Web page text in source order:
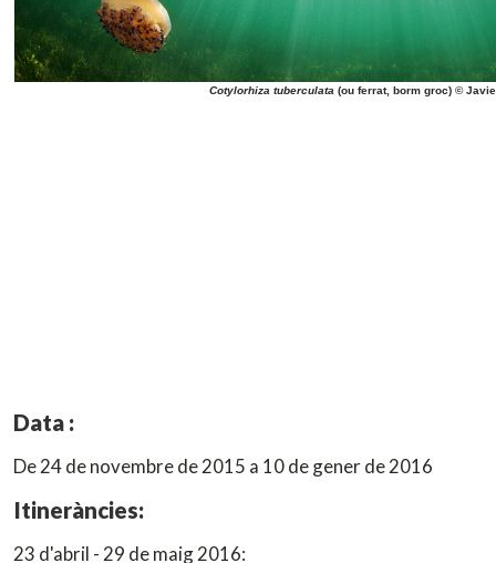
Cotylorhiza tuberculata (ou ferrat, borm groc) ©
Data :
De 24 de novembre de 2015 a 10 de gener de 2016
Itineràncies:
23 d'abril - 29 de maig 2016: